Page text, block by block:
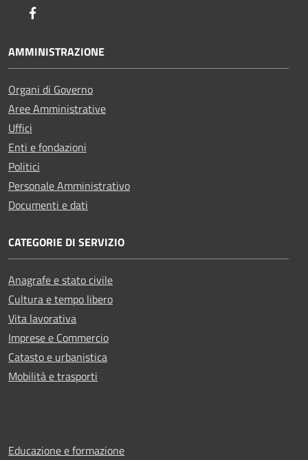
AMMINISTRAZIONE
Organi di Governo
Aree Amministrative
Uffici
Enti e fondazioni
Politici
Personale Amministrativo
Documenti e dati
CATEGORIE DI SERVIZIO
Anagrafe e stato civile
Cultura e tempo libero
Vita lavorativa
Imprese e Commercio
Catasto e urbanistica
Mobilità e trasporti
Educazione e formazione